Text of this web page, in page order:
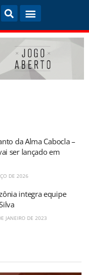
da Alma Cabocla –
ser lançado em
DE 2026
integra equipe
JANEIRO DE 2023